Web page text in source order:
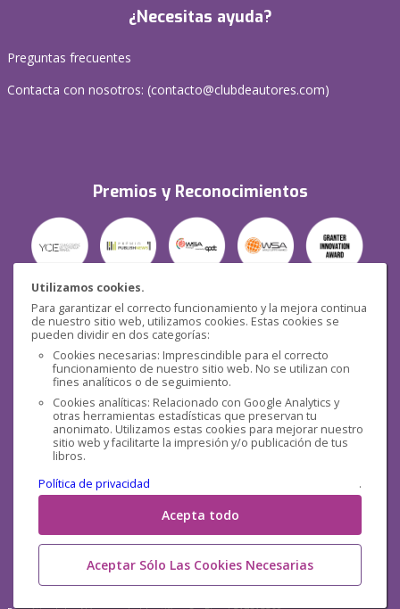
Utilizamos cookies.
Para garantizar el correcto funcionamiento y la mejora continua
de nuestro sitio web, utilizamos cookies. Estas cookies se
pueden dividir en dos categorías:
Cookies necesarias: Imprescindible para el correcto
funcionamiento de nuestro sitio web. No se utilizan con
fines analíticos o de seguimiento.
Cookies analíticas: Relacionado con Google Analytics y
otras herramientas estadísticas que preservan tu
anonimato. Utilizamos estas cookies para mejorar nuestro
sitio web y facilitarte la impresión y/o publicación de tus
libros.
Política de privacidad
.
Acepta todo
Aceptar Sólo Las Cookies Necesarias
¿Necesitas ayuda?
Preguntas frecuentes
Contacta con nosotros: (contacto@clubdeautores.com)
Premios y Reconocimientos
Seguridad
Redes sociales